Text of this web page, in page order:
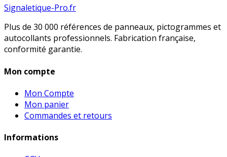
Signaletique-Pro.fr
Plus de 30 000 références de panneaux, pictogrammes et
autocollants professionnels. Fabrication française,
conformité garantie.
Mon compte
Mon Compte
Mon panier
Commandes et retours
Informations